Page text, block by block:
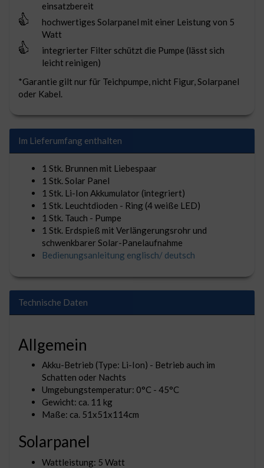
einsatzbereit
hochwertiges Solarpanel mit einer Leistung von 5
Watt
integrierter Filter schützt die Pumpe (lässt sich
leicht reinigen)
*Garantie gilt nur für Teichpumpe, nicht Figur, Solarpanel
oder Kabel.
Im Lieferumfang enthalten
1 Stk. Brunnen mit Liebespaar
1 Stk. Solar Panel
1 Stk. Li-Ion Akkumulator (integriert)
1 Stk. Leuchtdioden - Ring (4 weiße LED)
1 Stk. Tauch - Pumpe
1 Stk. Erdspieß mit Verlängerungsrohr und
schwenkbarer Solar-Panelaufnahme
Bedienungsanleitung englisch/ deutsch
Technische Daten
Allgemein
Akku-Betrieb (Type: Li-Ion) - Betrieb auch im
Schatten oder Nachts
Umgebungstemperatur: 0°C - 45°C
Gewicht: ca. 11 kg
Maße: ca. 51x51x114cm
Solarpanel
Wattleistung: 5 Watt